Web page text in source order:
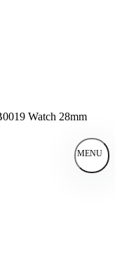
Watch 28mm
MENU